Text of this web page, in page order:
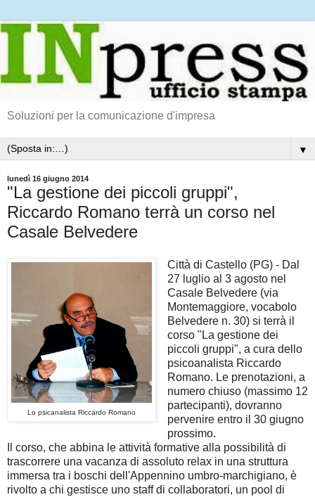
Soluzioni per la comunicazione d'impresa
▼
lunedì 16 giugno 2014
"La gestione dei piccoli gruppi",
Riccardo Romano terrà un corso nel
Casale Belvedere
Lo psicanalista Riccardo Romano
Città di Castello (PG) - Dal
27 luglio al 3 agosto nel
Casale Belvedere (via
Montemaggiore, vocabolo
Belvedere n. 30) si terrà il
corso "La gestione dei
piccoli gruppi", a cura dello
psicoanalista Riccardo
Romano. Le prenotazioni, a
numero chiuso (massimo 12
partecipanti), dovranno
pervenire entro il 30 giugno
prossimo.
Il corso, che abbina le attività formative alla possibilità di
trascorrere una vacanza di assoluto relax in una struttura
immersa tra i boschi dell'Appennino umbro-marchigiano, è
rivolto a chi gestisce uno staff di collaboratori, un pool di